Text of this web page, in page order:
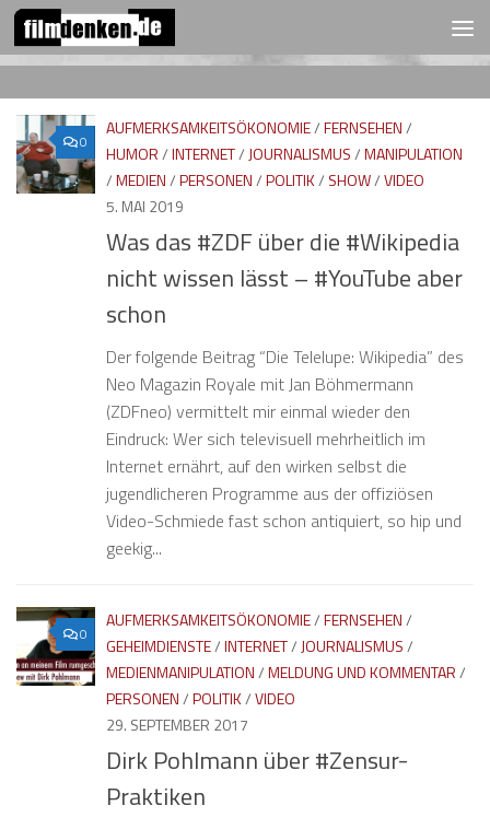
Zum Inhalt springenFOLGEN:
0
AUFMERKSAMKEITSÖKONOMIE/FERNSEHEN/
HUMOR/INTERNET/ JOURNALISMUS/MANIPULATION
/MEDIEN/PERSONEN/POLITIK/ SHOW/VIDEO
5. MAI 2019
Was das #ZDF über die #Wikipedia
nicht wissen lässt – #YouTube aber
schon
Der folgende Beitrag “Die Telelupe: Wikipedia” des
Neo Magazin Royale mit Jan Böhmermann
(ZDFneo) vermittelt mir einmal wieder den
Eindruck: Wer sich televisuell mehrheitlich im
Internet ernährt, auf den wirken selbst die
jugendlicheren Programme aus der offiziösen
Video-Schmiede fast schon antiquiert, so hip und
geekig...
0
AUFMERKSAMKEITSÖKONOMIE/FERNSEHEN/
GEHEIMDIENSTE/INTERNET/ JOURNALISMUS/
MEDIENMANIPULATION/MELDUNG UND KOMMENTAR/
PERSONEN/POLITIK/VIDEO
29. SEPTEMBER 2017
Dirk Pohlmann über #Zensur-
Praktiken